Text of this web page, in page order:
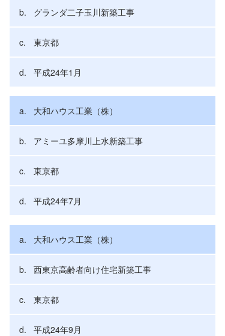
グランダ二子玉川新築工事
東京都
平成24年1月
大和ハウス工業（株）
アミーユ多摩川上水新築工事
東京都
平成24年7月
大和ハウス工業（株）
西東京高齢者向け住宅新築工事
東京都
平成24年9月